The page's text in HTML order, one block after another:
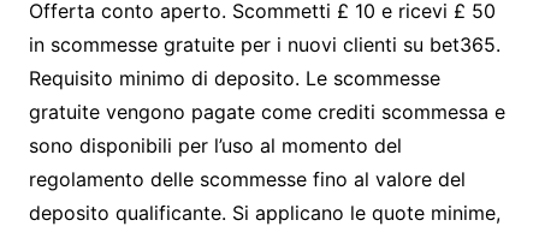
Offerta conto aperto. Scommetti £ 10 e ricevi £ 50
in scommesse gratuite per i nuovi clienti su bet365.
Requisito minimo di deposito. Le scommesse
gratuite vengono pagate come crediti scommessa e
sono disponibili per l’uso al momento del
regolamento delle scommesse fino al valore del
deposito qualificante. Si applicano le quote minime,